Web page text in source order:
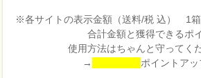
※各サイトの表示金額（送料/税 込） 1
合計金額と獲得できるポ
使用方法はちゃんと守ってく
→
ポイントアッ